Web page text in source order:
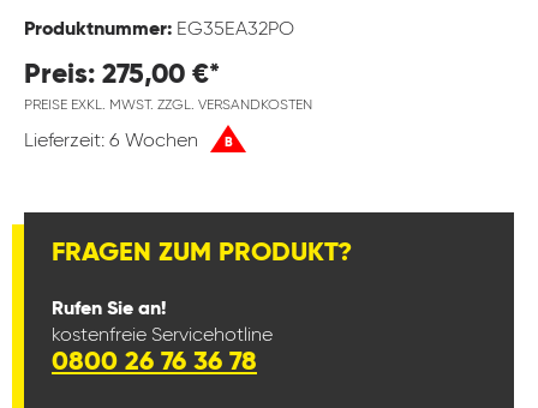
Produktnummer: EG35EA32PO
Preis: 275,00 €*
PREISE EXKL. MWST. ZZGL. VERSANDKOSTEN
Lieferzeit: 6 Wochen B
FRAGEN ZUM PRODUKT?
Rufen Sie an!
kostenfreie Servicehotline
0800 26 76 36 78